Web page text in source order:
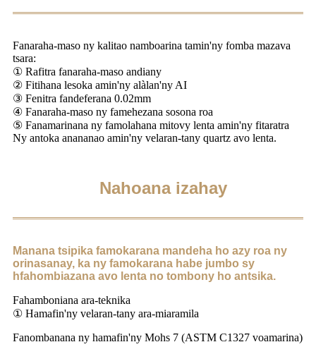
Fanaraha-maso ny kalitao namboarina tamin'ny fomba mazava
tsara:
① Rafitra fanaraha-maso andiany
② Fitihana lesoka amin'ny alàlan'ny AI
③ Fenitra fandeferana 0.02mm
④ Fanaraha-maso ny famehezana sosona roa
⑤ Fanamarinana ny famolahana mitovy lenta amin'ny fitaratra
Ny antoka anananao amin'ny velaran-tany quartz avo lenta.
Nahoana izahay
Manana tsipika famokarana mandeha ho azy roa ny
orinasanay, ka ny famokarana habe jumbo sy
hfahombiazana avo lenta no tombony ho antsika.
Fahamboniana ara-teknika
① Hamafin'ny velaran-tany ara-miaramila
Fanombanana ny hamafin'ny Mohs 7 (ASTM C1327 voamarina)